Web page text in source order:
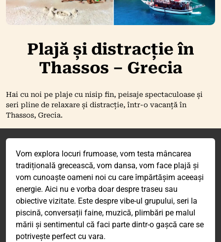
Plajă și distracție în
Thassos – Grecia
Hai cu noi pe plaje cu nisip fin, peisaje spectaculoase și
seri pline de relaxare și distracție, într-o vacanță în
Thassos, Grecia.
Vom explora locuri frumoase, vom testa mâncarea
tradițională grecească, vom dansa, vom face plajă și
vom cunoaște oameni noi cu care împărtășim aceeași
energie. Aici nu e vorba doar despre traseu sau
obiective vizitate. Este despre vibe-ul grupului, seri la
piscină, conversații faine, muzică, plimbări pe malul
mării și sentimentul că faci parte dintr-o gașcă care se
potrivește perfect cu vara.